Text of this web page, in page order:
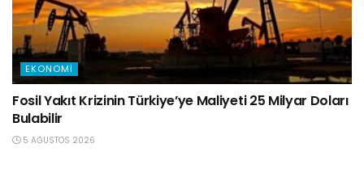
EKONOMI
Fosil Yakıt Krizinin Türkiye’ye Maliyeti 25 Milyar Doları
Bulabilir
5 AĞUSTOS 2026